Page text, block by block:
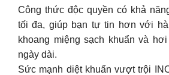
Công thức độc quyền có khả
tối đa, giúp bạn tự tin hơn với
khoang miệng sạch khuẩn và
ngày dài.
Sức mạnh diệt khuẩn vượt trội